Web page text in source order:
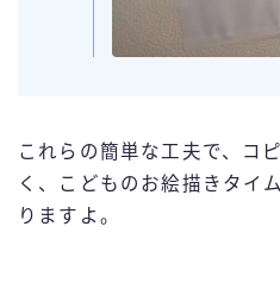
これらの簡単な工夫で、コ
く、こどものお絵描きタイ
りますよ。